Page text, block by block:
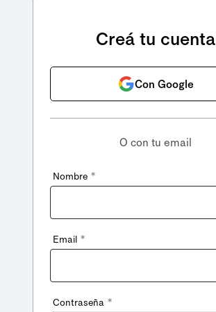
Creá tu cuenta
Con Google
O con tu email
Nombre *
Email *
Contraseña *